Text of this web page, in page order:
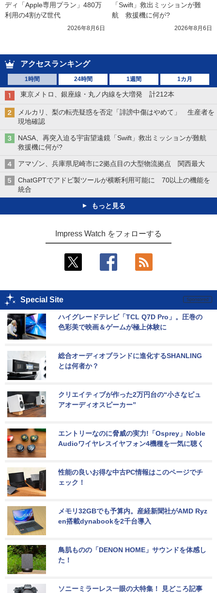
ディ「Apple専用プラン」480万
利用の4割がZ世代
2026年8月6日
「Swift」救出ミッションが難
航　救援機に何が?
2026年8月6日
アクセスランキング
1時間 24時間 1週間 1カ月
東京メトロ、銀座線・丸ノ内線を大増発 計212本
メルカリ、梨の転売疑惑を否定「誹謗中傷はやめて」 生産者を
現地確認
NASA、再突入迫る宇宙望遠鏡「Swift」救出ミッションが難航
救援機に何が?
アマゾン、兵庫県尼崎市に2拠点目の大型物流拠点 関西最大
ChatGPTでアドビ製ツールが横断利用可能に 70以上の機能を
統合
もっと見る
Impress Watch をフォローする
Special Site
ハイグレードテレビ「TCL Q7D Pro」。圧巻の
色彩美で映画＆ゲームが極上体験に
総合オーディオブランドに進化するSHANLING
とは何者か？
クリエイティブが作った2万円台の“小さなピュ
アオーディオスピーカー”
エントリーなのに脅威の実力!「Osprey」Noble
Audioワイヤレスイヤフォン4機種を一気に聴く
性能の良いお得な中古PC情報はこのページでチ
ェック！
メモリ32GBでも予算内。産経新聞社がAMD Ryz
en搭載dynabookを2千台導入
鳥肌ものの「DENON HOME」サウンドを体感し
た！
ソニーミラーレス一眼の大特集！ 見どころ記事